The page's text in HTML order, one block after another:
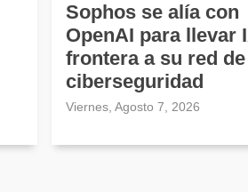
Sophos se alía con
OpenAI para llevar
frontera a su red de
ciberseguridad
Viernes, Agosto 7, 2026